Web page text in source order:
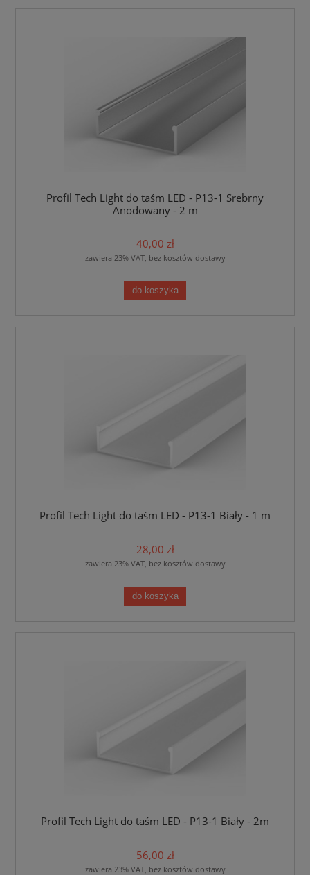
Profil Tech Light do taśm LED - P13-1 Srebrny
Anodowany - 2 m
40,00 zł
zawiera 23% VAT, bez kosztów dostawy
do koszyka
Profil Tech Light do taśm LED - P13-1 Biały - 1 m
28,00 zł
zawiera 23% VAT, bez kosztów dostawy
do koszyka
Profil Tech Light do taśm LED - P13-1 Biały - 2m
56,00 zł
zawiera 23% VAT, bez kosztów dostawy